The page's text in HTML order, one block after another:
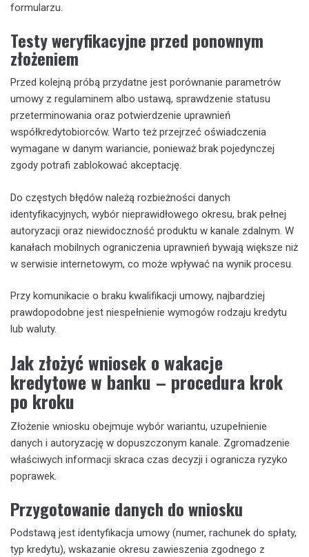
formularzu.
Testy weryfikacyjne przed ponownym
złożeniem
Przed kolejną próbą przydatne jest porównanie parametrów
umowy z regulaminem albo ustawą, sprawdzenie statusu
przeterminowania oraz potwierdzenie uprawnień
współkredytobiorców. Warto też przejrzeć oświadczenia
wymagane w danym wariancie, ponieważ brak pojedynczej
zgody potrafi zablokować akceptację.
Do częstych błędów należą rozbieżności danych
identyfikacyjnych, wybór nieprawidłowego okresu, brak pełnej
autoryzacji oraz niewidoczność produktu w kanale zdalnym. W
kanałach mobilnych ograniczenia uprawnień bywają większe niż
w serwisie internetowym, co może wpływać na wynik procesu.
Przy komunikacie o braku kwalifikacji umowy, najbardziej
prawdopodobne jest niespełnienie wymogów rodzaju kredytu
lub waluty.
Jak złożyć wniosek o wakacje
kredytowe w banku – procedura krok
po kroku
Złożenie wniosku obejmuje wybór wariantu, uzupełnienie
danych i autoryzację w dopuszczonym kanale. Zgromadzenie
właściwych informacji skraca czas decyzji i ogranicza ryzyko
poprawek.
Przygotowanie danych do wniosku
Podstawą jest identyfikacja umowy (numer, rachunek do spłaty,
typ kredytu), wskazanie okresu zawieszenia zgodnego z